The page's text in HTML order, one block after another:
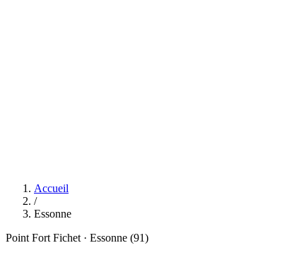
Accueil
/
Essonne
Point Fort Fichet · Essonne (91)